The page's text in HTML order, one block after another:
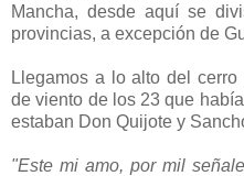
Mancha, desde aquí se
provincias, a excepción de
Llegamos a lo alto del
de viento de los 23 que
estaban Don Quijote y
"Este mi amo, por mil